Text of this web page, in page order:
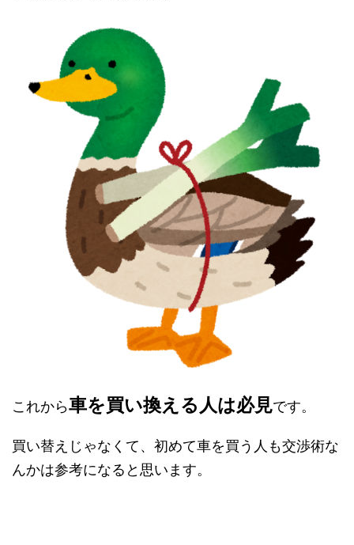
これから車を買い換える人は必見です。
買い替えじゃなくて、初めて車を買う人も交渉術な
んかは参考になると思います。